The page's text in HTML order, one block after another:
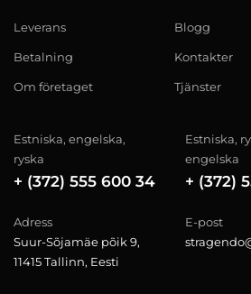
Leverans
Betalning
Om företaget
Blogg
Kontakter
Tjänster
Estniska, engelska,
ryska
+ (372) 555 600 34
Estniska,
engelska
+ (372)
Adress
Suur-Sõjamäe põik 9,
11415 Tallinn, Eesti
E-post